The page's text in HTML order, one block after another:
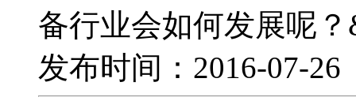
备行业会如何发展呢
发布时间：2016-07-